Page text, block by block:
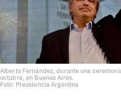
Alberto Fernández, durante una
octubre, en Buenos Aires.
Foto: Presidencia Argentina